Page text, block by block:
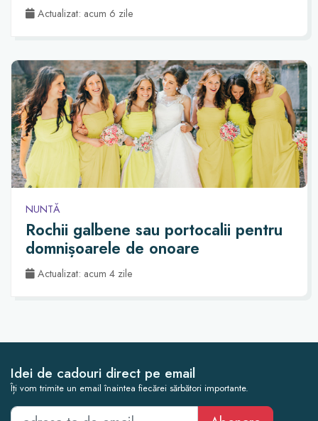
Actualizat: acum 6 zile
NUNTĂ
Rochii galbene sau portocalii pentru
domnișoarele de onoare
Actualizat: acum 4 zile
Idei de cadouri direct pe email
Îți vom trimite un email înaintea fiecărei sărbători importante.